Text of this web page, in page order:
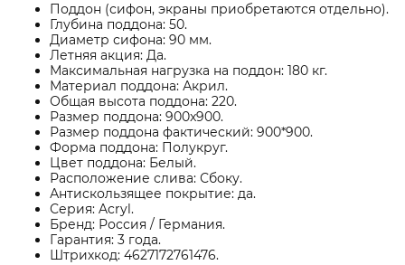
Поддон (сифон, экраны приобретаются отдельно).
Глубина поддона: 50.
Диаметр сифона: 90 мм.
Летняя акция: Да.
Максимальная нагрузка на поддон: 180 кг.
Материал поддона: Акрил.
Общая высота поддона: 220.
Размер поддона: 900x900.
Размер поддона фактический: 900*900.
Форма поддона: Полукруг.
Цвет поддона: Белый.
Расположение слива: Сбоку.
Антискользящее покрытие: да.
Серия: Acryl.
Бренд: Россия / Германия.
Гарантия: 3 года.
Штрихкод: 4627172761476.